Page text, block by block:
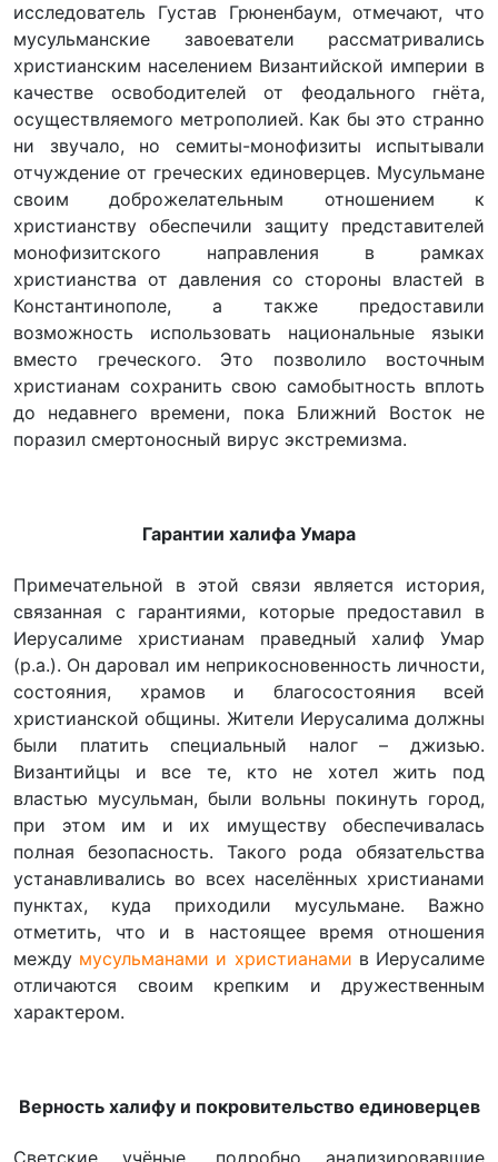
исследователь Густав Грюненбаум, отмечают, что
мусульманские завоеватели рассматривались
христианским населением Византийской империи в
качестве освободителей от феодального гнёта,
осуществляемого метрополией. Как бы это странно
ни звучало, но семиты-монофизиты испытывали
отчуждение от греческих единоверцев. Мусульмане
своим доброжелательным отношением к
христианству обеспечили защиту представителей
монофизитского направления в рамках
христианства от давления со стороны властей в
Константинополе, а также предоставили
возможность использовать национальные языки
вместо греческого. Это позволило восточным
христианам сохранить свою самобытность вплоть
до недавнего времени, пока Ближний Восток не
поразил смертоносный вирус экстремизма.
Гарантии халифа Умара
Примечательной в этой связи является история,
связанная с гарантиями, которые предоставил в
Иерусалиме христианам праведный халиф Умар
(р.а.). Он даровал им неприкосновенность личности,
состояния, храмов и благосостояния всей
христианской общины. Жители Иерусалима должны
были платить специальный налог – джизью.
Византийцы и все те, кто не хотел жить под
властью мусульман, были вольны покинуть город,
при этом им и их имуществу обеспечивалась
полная безопасность. Такого рода обязательства
устанавливались во всех населённых христианами
пунктах, куда приходили мусульмане. Важно
отметить, что и в настоящее время отношения
между мусульманами и христианами в Иерусалиме
отличаются своим крепким и дружественным
характером.
Верность халифу и покровительство единоверцев